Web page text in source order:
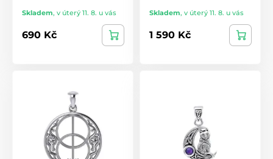
Skladem, v úterý 11. 8. u vás
690 Kč
Skladem, v úterý 11. 8. u vás
1 590 Kč